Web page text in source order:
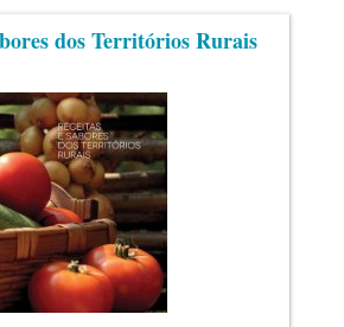
dos Territórios Rurais